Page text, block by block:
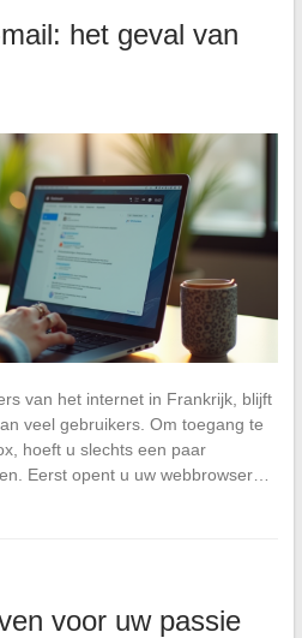
het geval van
van het internet in Frankrijk, blijft
veel gebruikers. Om toegang te
hoeft u slechts een paar
Eerst opent u uw webbrowser…
voor uw passie